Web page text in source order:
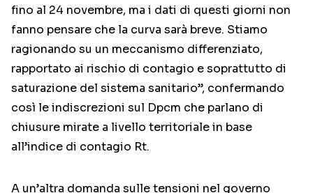
fino al 24 novembre, ma i dati di questi giorni non
fanno pensare che la curva sarà breve. Stiamo
ragionando su un meccanismo differenziato,
rapportato ai rischio di contagio e soprattutto di
saturazione del sistema sanitario’’, confermando
così le indiscrezioni sul Dpcm che parlano di
chiusure mirate a livello territoriale in base
all’indice di contagio Rt.
A un’altra domanda sulle tensioni nel governo